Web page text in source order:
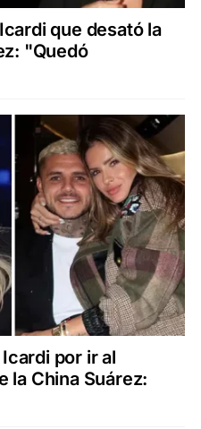
que desató la
"Quedó
por ir al
la China Suárez: